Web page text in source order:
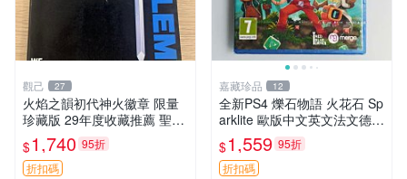
觀己 27
火焰之韻初代神火徽章 限量
珍藏版 29年度收藏推薦 聖火
徽章 測試特典 初代電玩
$1,740 95折
折扣碼
嘉藏珍品 12
全新PS4 爍石物語 火花石 Sp
arklite 歐版中文英文法文德文
【支持PSPS5】 【原裝正版
實體游戲】 【歐版支持中
文，英文，法文（法國）
$1,559 95折
折扣碼